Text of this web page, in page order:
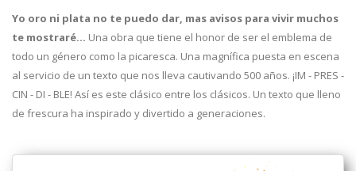
Yo oro ni plata no te puedo dar, mas avisos para vivir muchos
te mostraré… Una obra que tiene el honor de ser el emblema de
todo un género como la picaresca. Una magnífica puesta en escena
al servicio de un texto que nos lleva cautivando 500 años. ¡IM - PRES -
CIN - DI - BLE! Así es este clásico entre los clásicos. Un texto que lleno
de frescura ha inspirado y divertido a generaciones.